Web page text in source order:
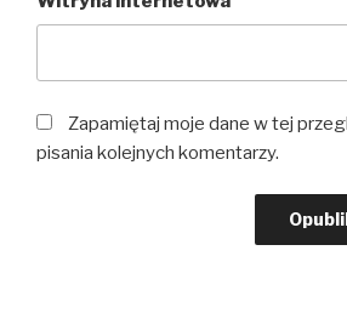
Zapamiętaj moje dane w tej
pisania kolejnych komentarzy.